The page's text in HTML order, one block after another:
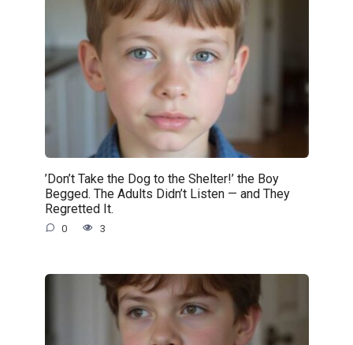
’Don’t Take the Dog to the Shelter!’ the Boy
Begged. The Adults Didn’t Listen — and They
Regretted It.
0 3